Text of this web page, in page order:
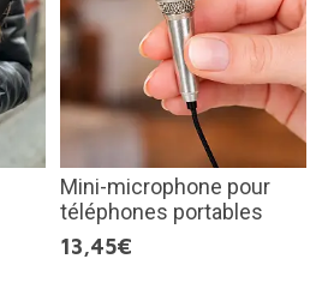
Mini-microphone pour
téléphones portables
13,45€